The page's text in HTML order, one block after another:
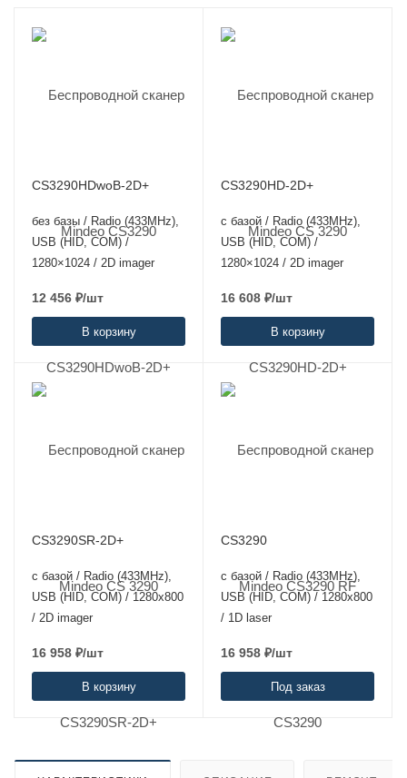
CS3290HDwoB-2D+
без базы / Radio (433MHz),
USB (HID, COM) /
1280×1024 / 2D imager
12 456 ₽/шт
В корзину
CS3290HD-2D+
с базой / Radio (433MHz),
USB (HID, COM) /
1280×1024 / 2D imager
16 608 ₽/шт
В корзину
CS3290SR-2D+
с базой / Radio (433MHz),
USB (HID, COM) / 1280х800
/ 2D imager
16 958 ₽/шт
В корзину
CS3290
с базой / Radio (433MHz),
USB (HID, COM) / 1280х800
/ 1D laser
16 958 ₽/шт
Под заказ